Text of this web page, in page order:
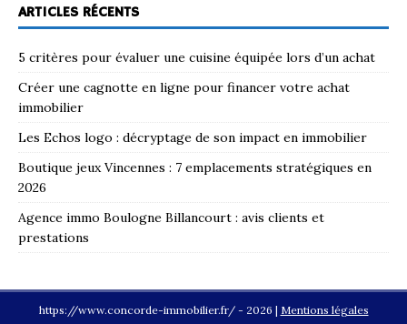
ARTICLES RÉCENTS
5 critères pour évaluer une cuisine équipée lors d’un achat
Créer une cagnotte en ligne pour financer votre achat
immobilier
Les Echos logo : décryptage de son impact en immobilier
Boutique jeux Vincennes : 7 emplacements stratégiques en
2026
Agence immo Boulogne Billancourt : avis clients et
prestations
https://www.concorde-immobilier.fr/ - 2026 | Mentions légales